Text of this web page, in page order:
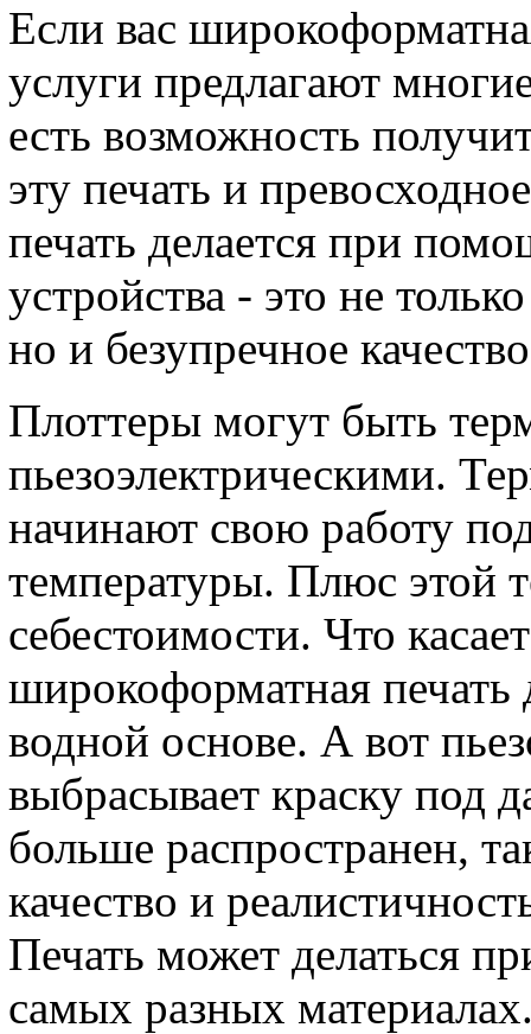
Если вас
услуги предлагают
есть возможность
эту печать и
печать делается при
устройства - это не
но и безупречное
Плоттеры могут быть
пьезоэлектрическими.
начинают свою работу
температуры. Плюс этой
себестоимости. Что
широкоформатная печать
водной основе. А вот
выбрасывает краску под
больше распространен,
качество и
Печать может делаться
самых разных